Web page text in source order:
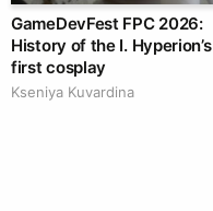
GameDevFest FPC 2026:
History of the I. Hyperion’s
first cosplay
Kseniya Kuvardina